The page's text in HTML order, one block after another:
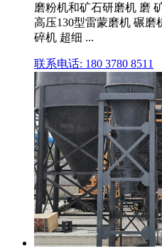
磨粉机和矿石研磨机 磨
高压130型雷蒙磨机 碾磨
碎机 超细 ...
联系电话: 180 3780 8511